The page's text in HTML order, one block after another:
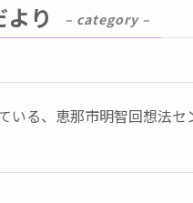
り – category –
いる、恵那市明智回想法